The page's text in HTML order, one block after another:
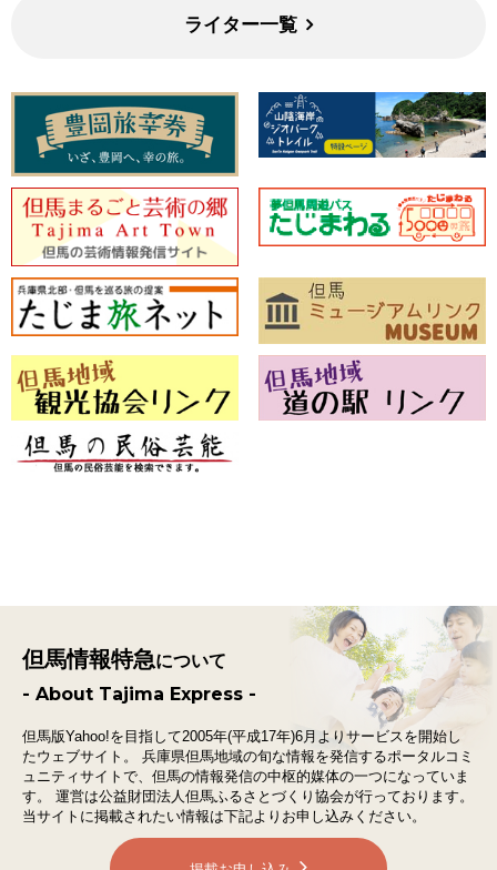
ライター一覧
但馬情報特急について
- About Tajima Express -
但馬版Yahoo!を目指して2005年(平成17年)6月よりサービスを開始し
たウェブサイト。
兵庫県但馬地域の旬な情報を発信するポータルコミ
ュニティサイトで、 但馬の情報発信の中枢的媒体の一つになっていま
す。
運営は公益財団法人但馬ふるさとづくり協会が行っております。
当サイトに掲載されたい情報は下記よりお申し込みください。